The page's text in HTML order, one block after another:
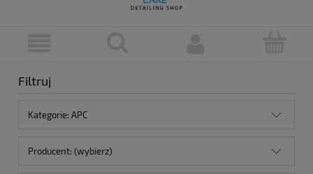
Filtruj
Kategorie: APC
Producent: (wybierz)